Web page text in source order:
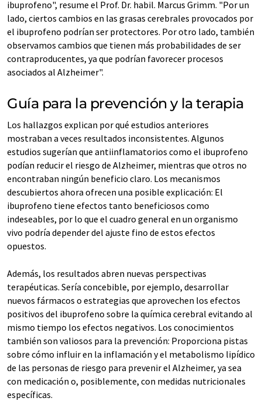
ibuprofeno", resume el Prof. Dr. habil. Marcus Grimm. "Por un
lado, ciertos cambios en las grasas cerebrales provocados por
el ibuprofeno podrían ser protectores. Por otro lado, también
observamos cambios que tienen más probabilidades de ser
contraproducentes, ya que podrían favorecer procesos
asociados al Alzheimer".
Guía para la prevención y la terapia
Los hallazgos explican por qué estudios anteriores
mostraban a veces resultados inconsistentes. Algunos
estudios sugerían que antiinflamatorios como el ibuprofeno
podían reducir el riesgo de Alzheimer, mientras que otros no
encontraban ningún beneficio claro. Los mecanismos
descubiertos ahora ofrecen una posible explicación: El
ibuprofeno tiene efectos tanto beneficiosos como
indeseables, por lo que el cuadro general en un organismo
vivo podría depender del ajuste fino de estos efectos
opuestos.
Además, los resultados abren nuevas perspectivas
terapéuticas. Sería concebible, por ejemplo, desarrollar
nuevos fármacos o estrategias que aprovechen los efectos
positivos del ibuprofeno sobre la química cerebral evitando al
mismo tiempo los efectos negativos. Los conocimientos
también son valiosos para la prevención: Proporciona pistas
sobre cómo influir en la inflamación y el metabolismo lipídico
de las personas de riesgo para prevenir el Alzheimer, ya sea
con medicación o, posiblemente, con medidas nutricionales
específicas.